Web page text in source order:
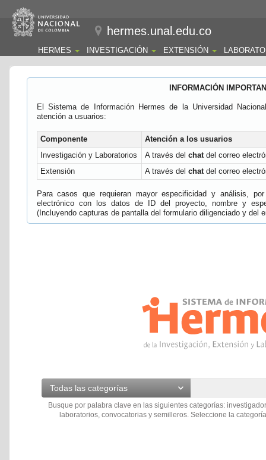
hermes.unal.edu.co
HERMES INVESTIGACIÓN EXTENSIÓN
INFORMACIÓN
El Sistema de Información Hermes de la Universidad
atención a usuarios:
Componente
Atención a los usuarios
Investigación y Laboratorios
A través del chatdel correo
Extensión
A través del chatdel correo
Para casos que requieran mayor especificidad y análisis,
electrónico con los datos de ID del proyecto, nombre y
(Incluyendo capturas de pantalla del formulario diligenciado y del
Todas las categorías
Busque por palabra clave en las siguientes categorías:
laboratorios, convocatorias y semilleros. Seleccione la